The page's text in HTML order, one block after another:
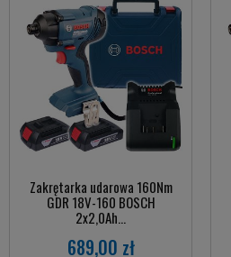
Zakrętarka udarowa 160Nm
GDR 18V-160 BOSCH
2x2,0Ah...
689,00 zł